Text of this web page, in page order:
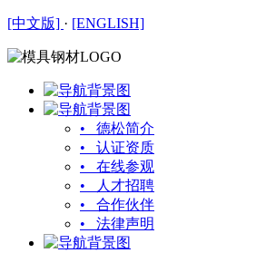
[中文版] · [ENGLISH]
• 德松简介
• 认证资质
• 在线参观
• 人才招聘
• 合作伙伴
• 法律声明